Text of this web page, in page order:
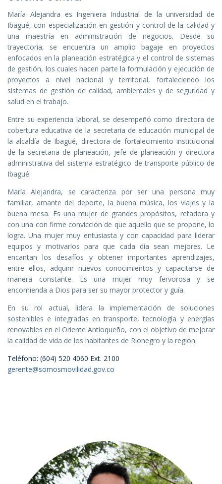
María Alejandra es Ingeniera Industrial de la universidad de
Ibagué, con especialización en gestión y control de la calidad y
una maestría en administración de negocios. Desde su
trayectoria, se encuentra un amplio bagaje en proyectos
enfocados en la planeación estratégica y el control de sistemas
de gestión, los cuales hacen parte la formulación y ejecución de
proyectos a nivel nacional y territorial, fortaleciendo los
sistemas de gestión de calidad, ambientales y de seguridad y
salud en el trabajo.
Entre su experiencia laboral, se desempeñó como directora de
cobertura educativa de la secretaria de educación municipal de
la alcaldía de Ibagué, directora de fortalecimiento institucional
de la secretaria de planeación, jefe de planeación y directora
administrativa del sistema estratégico de transporte público de
Ibagué.
María Alejandra, se caracteriza por ser una persona muy
familiar, amante del deporte, la buena música, los viajes y la
buena mesa. Es una mujer de grandes propósitos, retadora y
con una con firme convicción de que aquello que se propone, lo
logra. Una mujer muy entusiasta y con capacidad para liderar
equipos y motivarlos para que cada día sean mejores. Le
encantan los desafíos y obtener importantes aprendizajes,
entre ellos, adquirir nuevos conocimientos y capacitarse de
manera constante. Es una mujer muy fervorosa y se
encomienda a Dios para ser su mayor protector y guía.
En su rol actual, lidera la implementación de soluciones
sostenibles e integradas en transporte, tecnología y energías
renovables en el Oriente Antioqueño, con el objetivo de mejorar
la calidad de vida de los habitantes de Rionegro y la región.
Teléfono: (604) 520 4060 Ext. 2100
gerente@somosmovilidad.gov.co